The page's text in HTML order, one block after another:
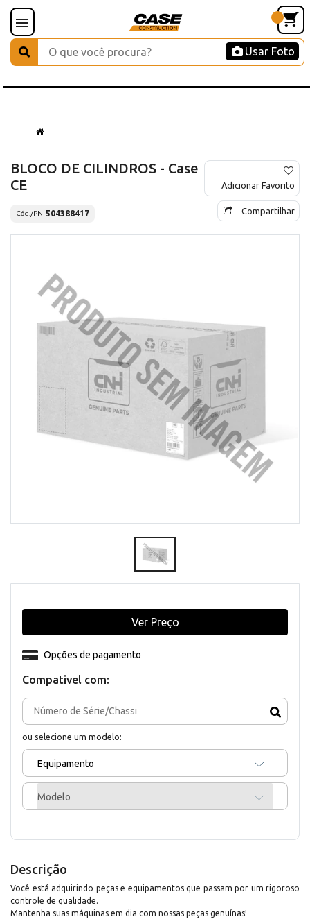
Usar Foto
BLOCO DE CILINDROS - Case
CE
Cód./PN 504388417
Adicionar Favorito
Compartilhar
Compativel com:
ou selecione um modelo:
Equipamento
Modelo
Opções de pagamento
Ver Preço
Descrição
Você está adquirindo peças e equipamentos que passam por um rigoroso
controle de qualidade.
Mantenha suas máquinas em dia com nossas peças genuínas!